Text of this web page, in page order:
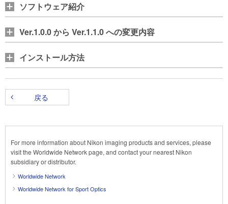
ソフトウェア紹介
Ver.1.0.0 から Ver.1.1.0 への変更内容
インストール方法
戻る
For more information about Nikon imaging products and services, please
visit the Worldwide Network page, and contact your nearest Nikon
subsidiary or distributor.
Worldwide Network
Worldwide Network for Sport Optics